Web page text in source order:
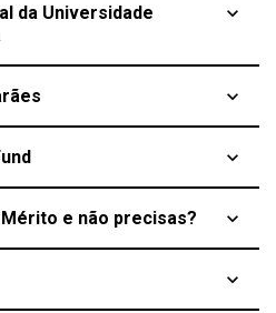
keyboard_arrow_up
da Universidade
keyboard_arrow_up
keyboard_arrow_up
keyboard_arrow_up
e não precisas?
keyboard_arrow_up